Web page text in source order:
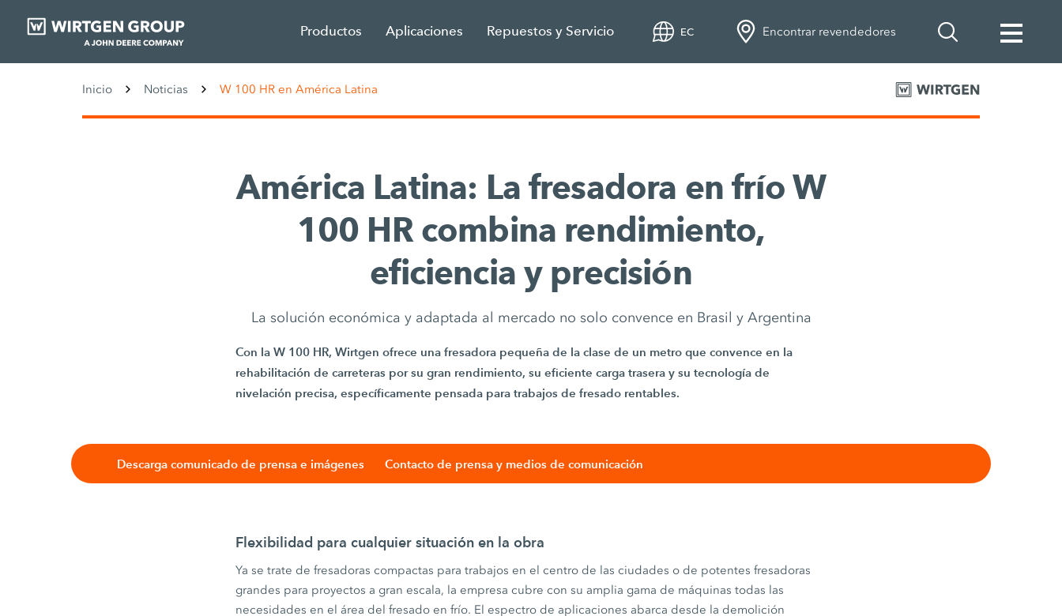
Productos Aplicaciones Repuestos y Servicio EC Encontrar revendedores
Inicio Noticias W 100 HR en América Latina
América Latina: La fresadora en frío W
100 HR combina rendimiento,
eficiencia y precisión
La solución económica y adaptada al mercado no solo convence en Brasil y Argentina
Con la W 100 HR, Wirtgen ofrece una fresadora pequeña de la clase de un metro que convence en la
rehabilitación de carreteras por su gran rendimiento, su eficiente carga trasera y su tecnología de
nivelación precisa, específicamente pensada para trabajos de fresado rentables.
Descarga comunicado de prensa e imágenes Contacto de prensa y medios de comunicación
Flexibilidad para cualquier situación en la obra
Ya se trate de fresadoras compactas para trabajos en el centro de las ciudades o de potentes fresadoras
grandes para proyectos a gran escala, la empresa cubre con su amplia gama de máquinas todas las
necesidades en el área del fresado en frío. El espectro de aplicaciones abarca desde la demolición